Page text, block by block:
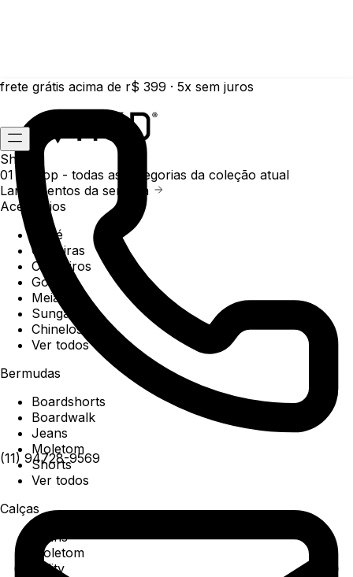
frete grátis acima de r$ 399 · 5x sem juros
(11) 94728-9569
Shop
01 /
Shop - todas as categorias da coleção atual
Lançamentos da semana
Acessórios
Boné
Carteiras
Chaveiros
Gorros
Meias
Sunga
Chinelos
Ver todos
Bermudas
Boardshorts
Boardwalk
Jeans
Moletom
Shorts
Ver todos
Calças
Jeans
Moletom
Utility